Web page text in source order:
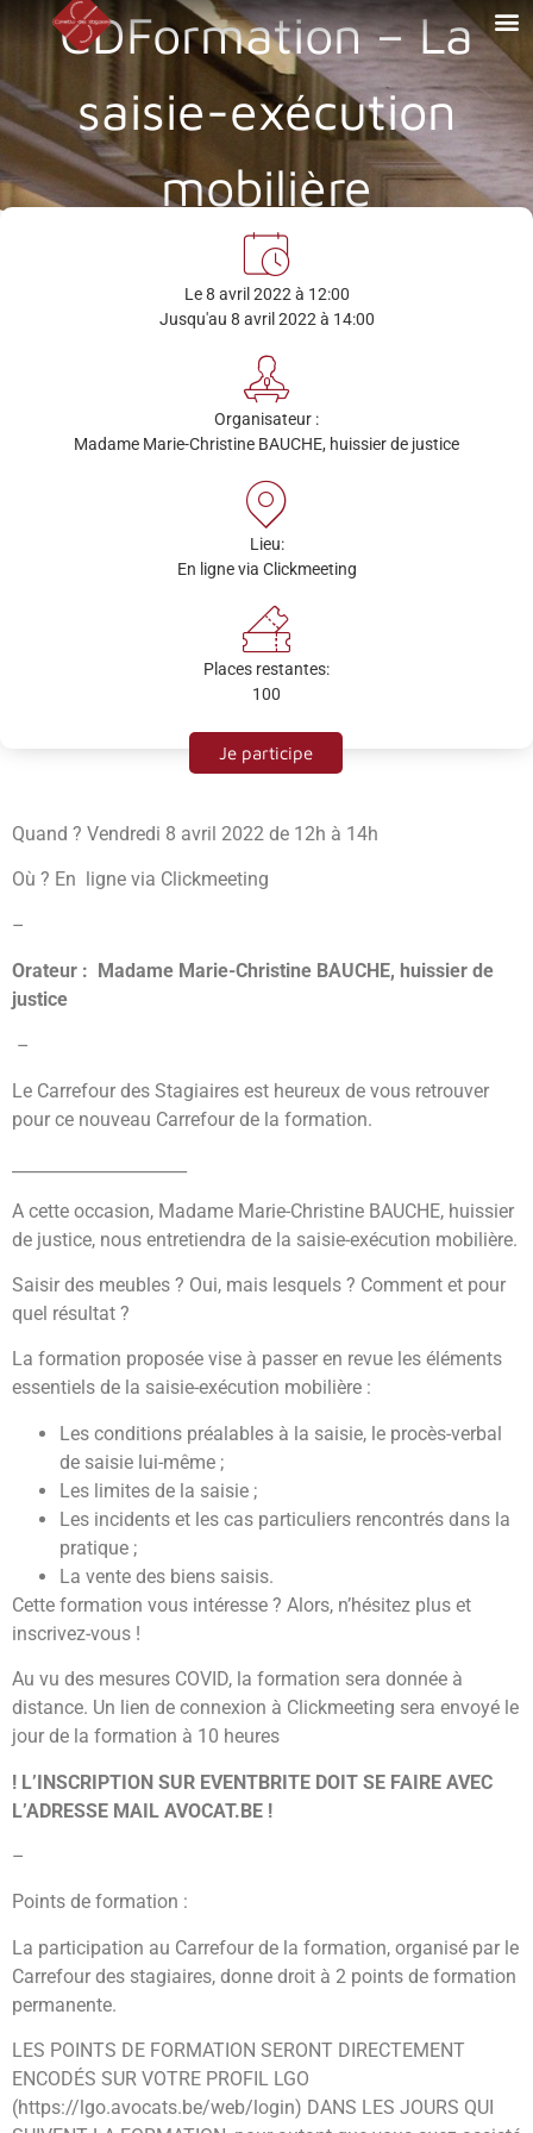
CDFormation – La
saisie-exécution
mobilière
Le 8 avril 2022 à 12:00
Jusqu'au 8 avril 2022 à 14:00
Organisateur :
Madame Marie-Christine BAUCHE, huissier de justice
Lieu:
En ligne via Clickmeeting
Places restantes:
100
Je participe
Quand ? Vendredi 8 avril 2022 de 12h à 14h
Où ? En ligne via Clickmeeting
–
Orateur : Madame Marie-Christine BAUCHE, huissier de
justice
–
Le Carrefour des Stagiaires est heureux de vous retrouver
pour ce nouveau Carrefour de la formation.
A cette occasion, Madame Marie-Christine BAUCHE, huissier
de justice, nous entretiendra de la saisie-exécution mobilière.
Saisir des meubles ? Oui, mais lesquels ? Comment et pour
quel résultat ?
La formation proposée vise à passer en revue les éléments
essentiels de la saisie-exécution mobilière :
Les conditions préalables à la saisie, le procès-verbal
de saisie lui-même ;
Les limites de la saisie ;
Les incidents et les cas particuliers rencontrés dans la
pratique ;
La vente des biens saisis.
Cette formation vous intéresse ? Alors, n’hésitez plus et
inscrivez-vous !
Au vu des mesures COVID, la formation sera donnée à
distance. Un lien de connexion à Clickmeeting sera envoyé le
jour de la formation à 10 heures
! L’INSCRIPTION SUR EVENTBRITE DOIT SE FAIRE AVEC
L’ADRESSE MAIL AVOCAT.BE !
–
Points de formation :
La participation au Carrefour de la formation, organisé par le
Carrefour des stagiaires, donne droit à 2 points de formation
permanente.
LES POINTS DE FORMATION SERONT DIRECTEMENT
ENCODÉS SUR VOTRE PROFIL LGO
(https://lgo.avocats.be/web/login) DANS LES JOURS QUI